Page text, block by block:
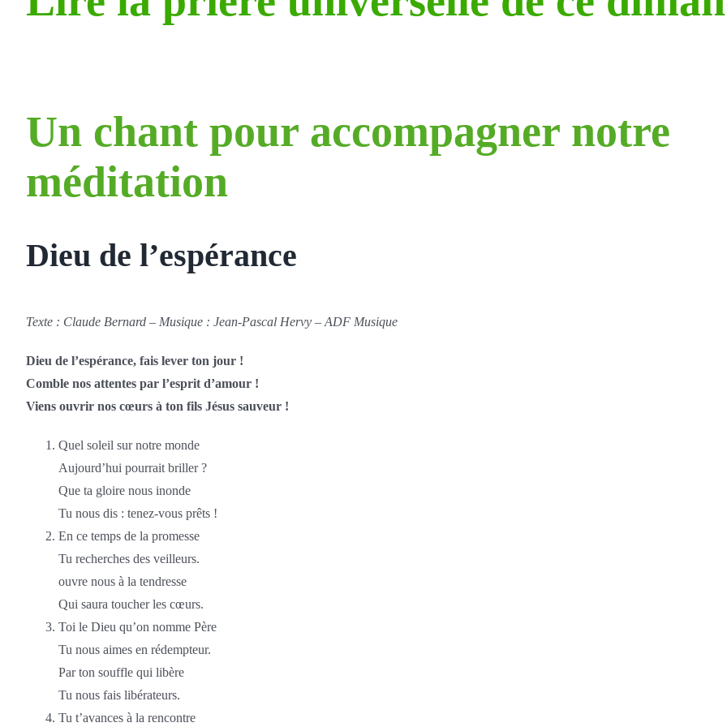
Un chant pour accompagner notre
méditation
Dieu de l’espérance
Texte : Claude Bernard – Musique : Jean-Pascal Hervy – ADF Musique
Dieu de l’espérance, fais lever ton jour !
Comble nos attentes par l’esprit d’amour !
Viens ouvrir nos cœurs à ton fils Jésus sauveur !
Quel soleil sur notre monde
Aujourd’hui pourrait briller ?
Que ta gloire nous inonde
Tu nous dis : tenez-vous prêts !
En ce temps de la promesse
Tu recherches des veilleurs.
ouvre nous à la tendresse
Qui saura toucher les cœurs.
Toi le Dieu qu’on nomme Père
Tu nous aimes en rédempteur.
Par ton souffle qui libère
Tu nous fais libérateurs.
Tu t’avances à la rencontre